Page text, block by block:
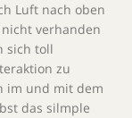
Luft nach oben
verhanden
sich toll
zu
im und mit dem
das silmple